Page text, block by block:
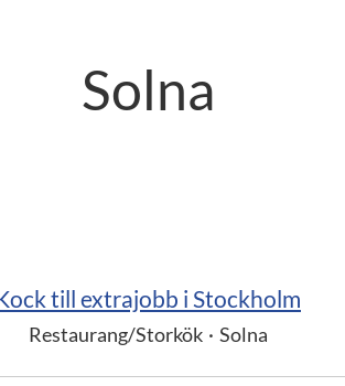
Solna
till extrajobb i Stockholm
Restaurang/Storkök · Solna